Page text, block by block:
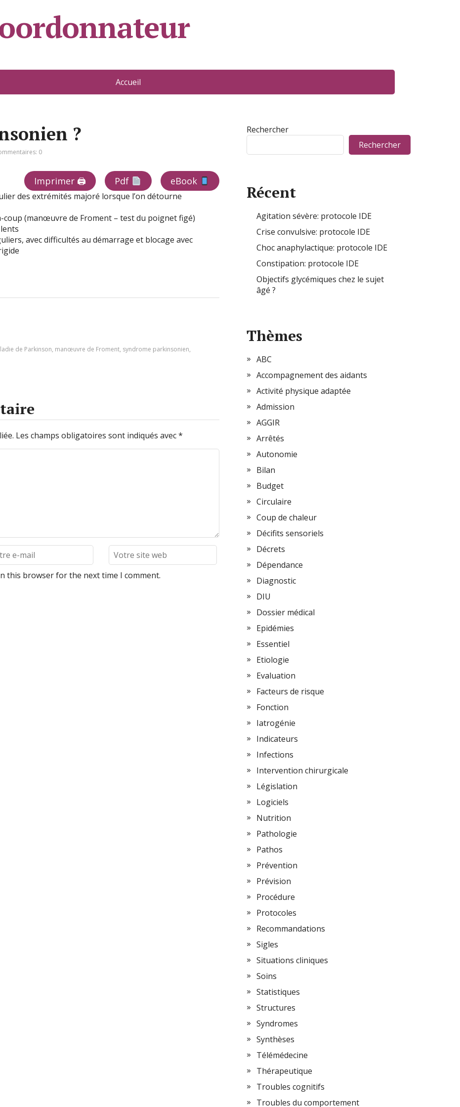
Accueil
?
0
Imprimer 🖨 Pdf eBook
des extrémités majoré lorsque l’on détourne
coup (manœuvre de Froment – test du poignet figé)
avec difficultés au démarrage et blocage avec
de Parkinson, manœuvre de Froment, syndrome parkinsonien,
Les champs obligatoires sont indiqués avec*
this browser for the next time I comment.
Rechercher
Rechercher
Récent
Agitation sévère: protocole IDE
Crise convulsive: protocole IDE
Choc anaphylactique: protocole IDE
Constipation: protocole IDE
Objectifs glycémiques chez le sujet
âgé ?
Thèmes
ABC
Accompagnement des aidants
Activité physique adaptée
Admission
AGGIR
Arrêtés
Autonomie
Bilan
Budget
Circulaire
Coup de chaleur
Décifits sensoriels
Décrets
Dépendance
Diagnostic
DIU
Dossier médical
Epidémies
Essentiel
Etiologie
Evaluation
Facteurs de risque
Fonction
Iatrogénie
Indicateurs
Infections
Intervention chirurgicale
Législation
Logiciels
Nutrition
Pathologie
Pathos
Prévention
Prévision
Procédure
Protocoles
Recommandations
Sigles
Situations cliniques
Soins
Statistiques
Structures
Syndromes
Synthèses
Télémédecine
Thérapeutique
Troubles cognitifs
Troubles du comportement